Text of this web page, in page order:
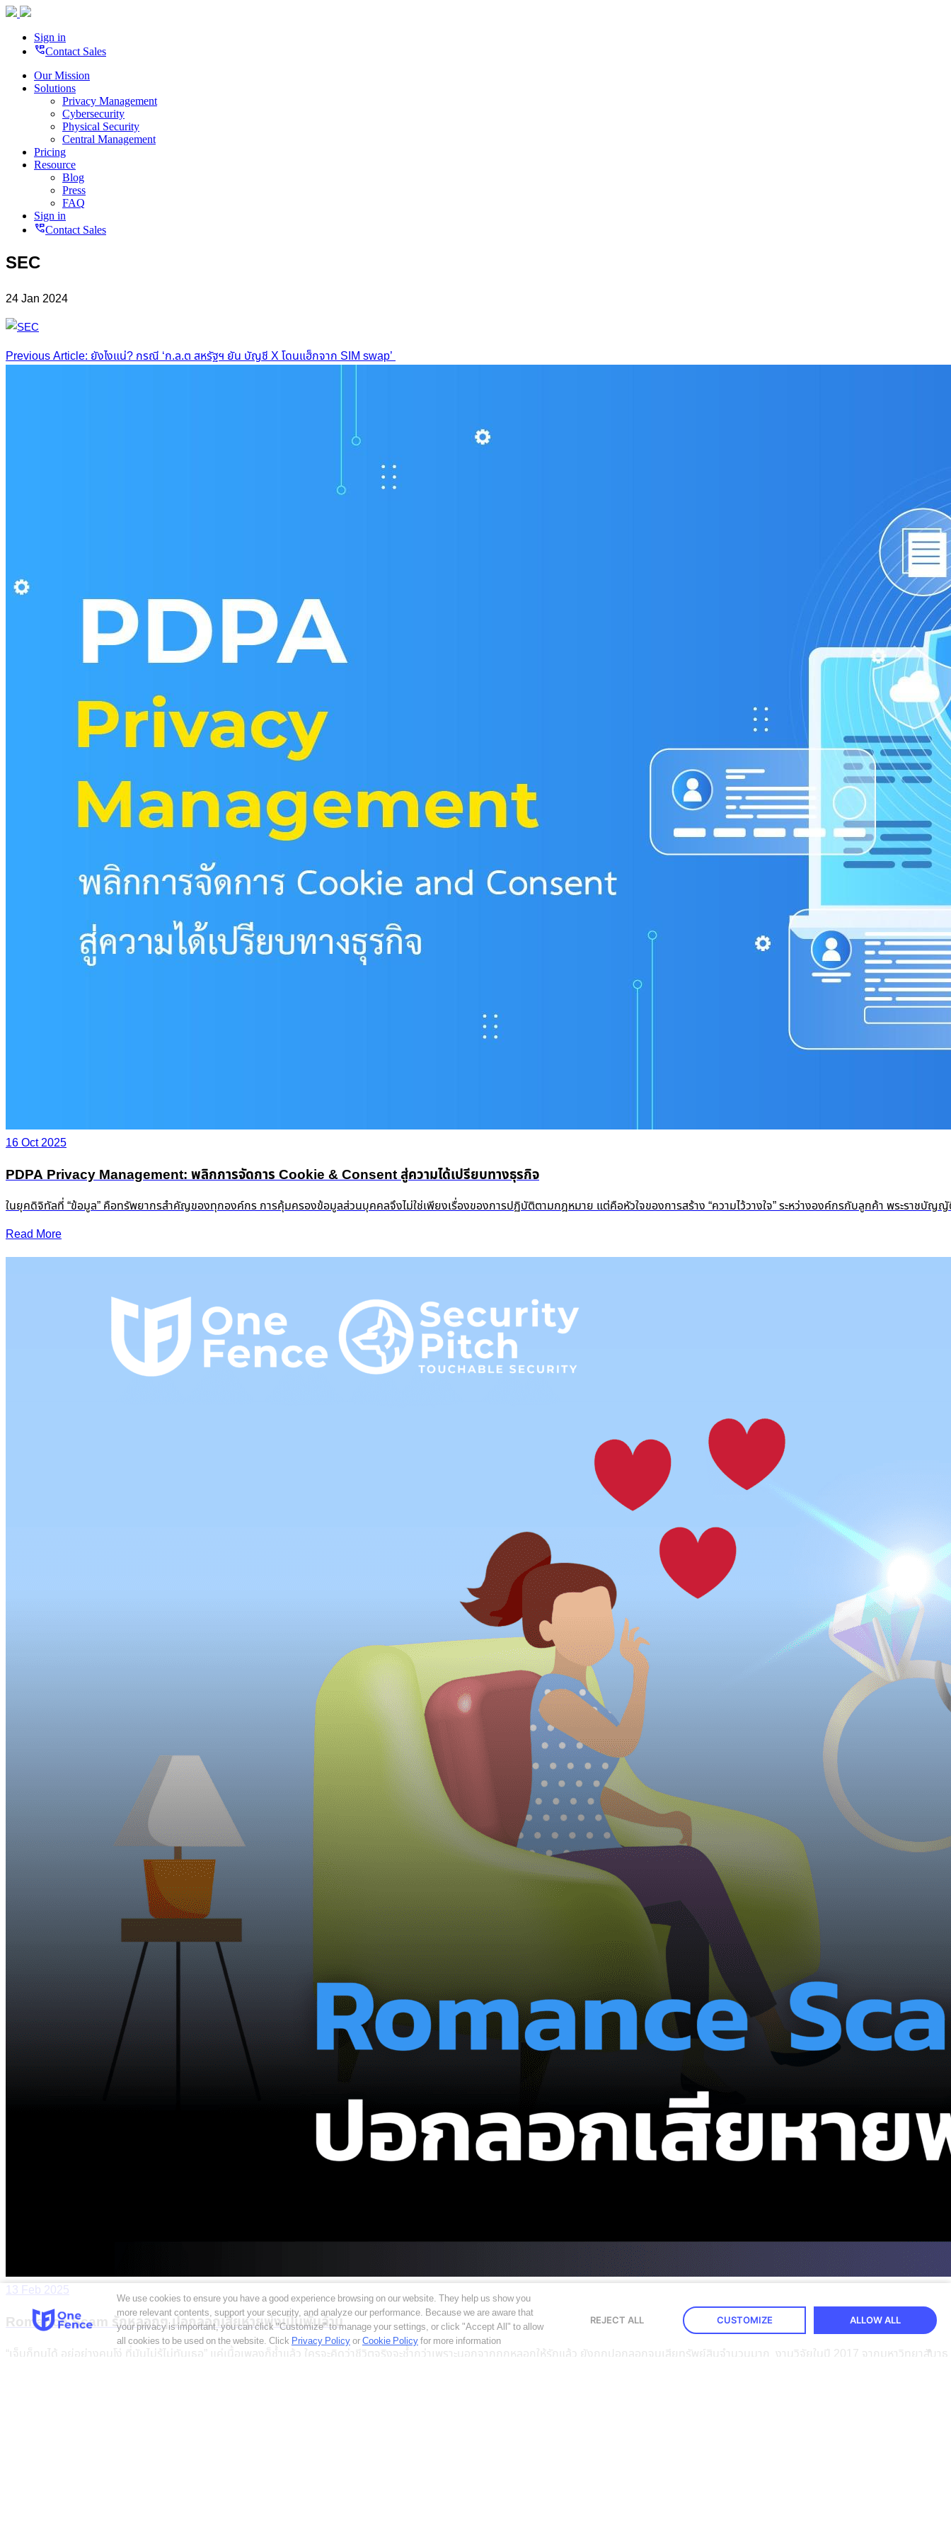
Sign in
perm_phone_msgContact Sales
Our Mission
Solutions
Privacy Management
Cybersecurity
Physical Security
Central Management
Pricing
Resource
Blog
Press
FAQ
Sign in
perm_phone_msgContact Sales
SEC
24 Jan 2024
Post
Previous Article: ยังไงแน่? กรณี ‘ก.ล.ต สหรัฐฯ ยัน บัญชี X โดนแฮ็กจาก SIM swap’
16 Oct 2025
PDPA Privacy Management: พลิกการจัดการ Cookie & Consent สู่ความได้เปรียบทางธุรกิจ
ในยุคดิจิทัลที่ “ข้อมูล” คือทรัพยากรสำคัญของทุกองค์กร การคุ้มครองข้อมูลส่วนบุคคลจึงไม่ใช่เพียงเรื่องของการปฏิบัติตามกฎหมาย แต่คือหัวใจของการสร้าง “ความไว้วางใจ” ระหว่างองค์กรกับลูกค้า พระราช
Read More
13 Feb 2025
Romance Scam รักหลอกๆ ปอกลอกเสียหายพุ่งเป็นพันล้าน
“เจ็บก็ทนได้ อยู่อย่างคนโง่ ที่มันไม่รู้ไม่ทันเธอ” แค่เนื้อเพลงก็ช้ำแล้ว ใครจะคิดว่าชีวิตจริงจะช้ำกว่าเพราะนอกจากถูกหลอกให้รักแล้ว ยังถูกปอกลอกจนเสียทรัพย์สินจำนวนมาก งานวิจัยในปี 2017 จากมหาวิทยาลับ
We use cookies to ensure you have a good experience browsing on our website. They help us show you
more relevant contents, support your security, and analyze our performance. Because we are aware that
your privacy is important, you can click "Customize" to manage your settings, or click "Accept All" to allow
all cookies to be used on the website. Click Privacy PolicyorCookie Policyfor more information
REJECT ALL CUSTOMIZE ALLOW ALL